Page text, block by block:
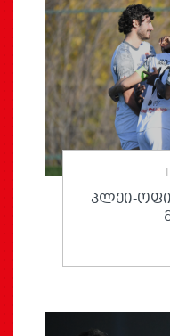
ᲞᲚᲔᲘ-